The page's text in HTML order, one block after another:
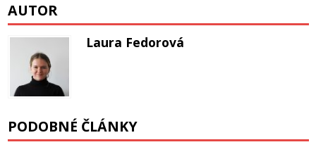
AUTOR
Laura Fedorová
PODOBNÉ ČLÁNKY